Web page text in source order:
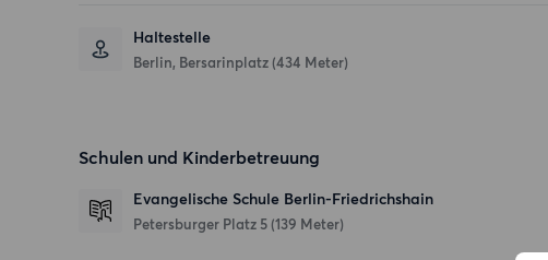
Haltestelle
Berlin, Bersarinplatz (434 Meter)
Schulen und Kinderbetreuung
Evangelische Schule Berlin-Friedrichshain
Petersburger Platz 5 (139 Meter)